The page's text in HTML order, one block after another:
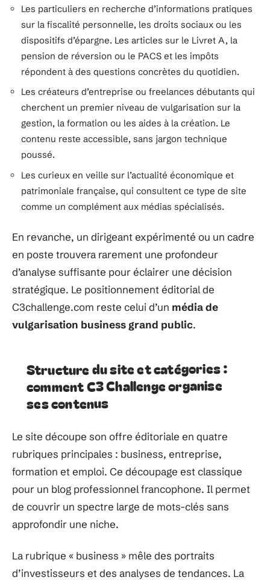
Les particuliers en recherche d’informations pratiques
sur la fiscalité personnelle, les droits sociaux ou les
dispositifs d’épargne. Les articles sur le Livret A, la
pension de réversion ou le PACS et les impôts
répondent à des questions concrètes du quotidien.
Les créateurs d’entreprise ou freelances débutants qui
cherchent un premier niveau de vulgarisation sur la
gestion, la formation ou les aides à la création. Le
contenu reste accessible, sans jargon technique
poussé.
Les curieux en veille sur l’actualité économique et
patrimoniale française, qui consultent ce type de site
comme un complément aux médias spécialisés.
En revanche, un dirigeant expérimenté ou un cadre
en poste trouvera rarement une profondeur
d’analyse suffisante pour éclairer une décision
stratégique. Le positionnement éditorial de
C3challenge.com reste celui d’un média de
vulgarisation business grand public.
Structure du site et catégories :
comment C3 Challenge organise
ses contenus
Le site découpe son offre éditoriale en quatre
rubriques principales : business, entreprise,
formation et emploi. Ce découpage est classique
pour un blog professionnel francophone. Il permet
de couvrir un spectre large de mots-clés sans
approfondir une niche.
La rubrique « business » mêle des portraits
d’investisseurs et des analyses de tendances. La